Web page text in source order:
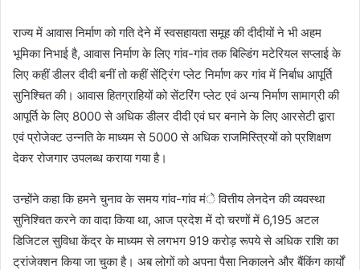
राज्य में आवास निर्माण को गति देने में स्वसहायता समूह की दीदीयों ने भी अहम
भूमिका निभाई है, आवास निर्माण के लिए गांव-गांव तक बिल्डिंग मटेरियल सप्लाई के
लिए कहीं डीलर दीदी बनीं तो कहीं सेंट्रिंग प्लेट निर्माण कर गांव में निर्बाध आपूर्ति
सुनिश्चित की। आवास हितग्राहियों को सेंटरिंग प्लेट एवं अन्य निर्माण सामाग्री की
आपूर्ति के लिए 8000 से अधिक डीलर दीदी एवं घर बनाने के लिए आरसेटी द्वारा
एवं प्रोजेक्ट उन्नति के माध्यम से 5000 से अधिक राजमिस्त्रियों को प्रशिक्षण
देकर रोजगार उपलब्ध कराया गया है।
उन्होंने कहा कि हमने चुनाव के समय गांव-गांव मंे वित्तीय लेनदेन की व्यवस्था
सुनिश्चित करने का वादा किया था, आज प्रदेश में दो चरणों में 6,195 अटल
डिजिटल सुविधा केंद्र के माध्यम से लगभग 919 करोड़ रूपये से अधिक राशि का
ट्रांजेक्शन किया जा चुका है। अब लोगों को अपना पैसा निकालने और बैंकिंग कार्यों